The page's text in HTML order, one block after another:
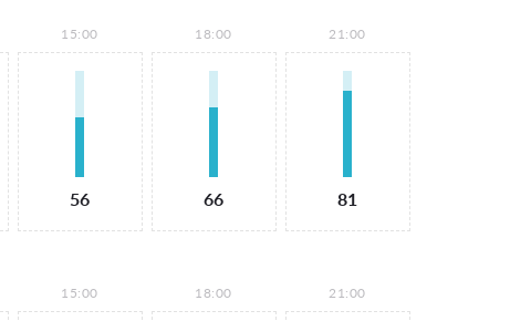
15:00
56
18:00
66
21:00
81
15:00 18:00 21:00